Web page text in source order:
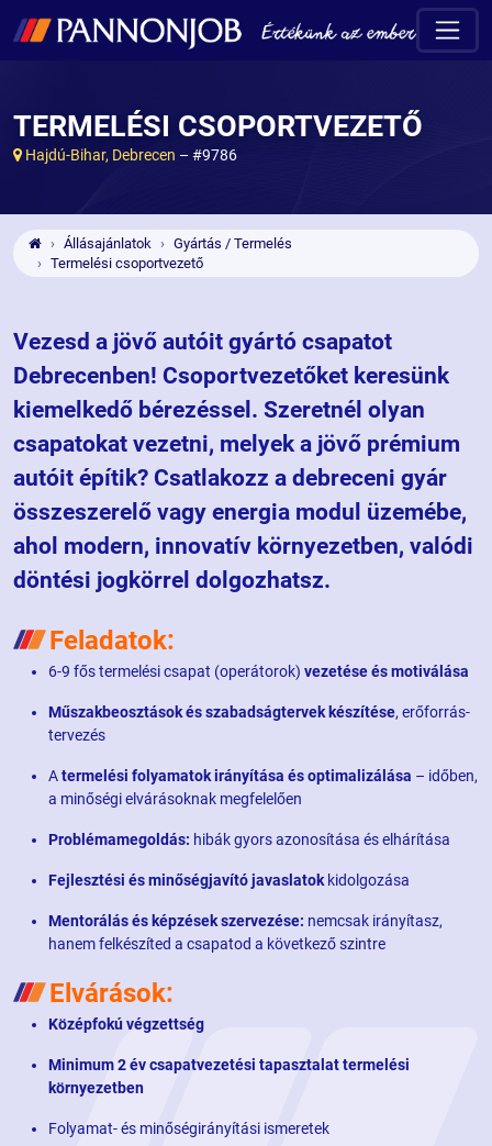
TERMELÉSI CSOPORTVEZETŐ
Hajdú-Bihar, Debrecen – #9786
Állásajánlatok
Gyártás / Termelés
Termelési csoportvezető
Vezesd a jövő autóit gyártó csapatot
Debrecenben! Csoportvezetőket keresünk
kiemelkedő bérezéssel. Szeretnél olyan
csapatokat vezetni, melyek a jövő prémium
autóit építik? Csatlakozz a debreceni gyár
összeszerelő vagy energia modul üzemébe,
ahol modern, innovatív környezetben, valódi
döntési jogkörrel dolgozhatsz.
Feladatok:
6-9 fős termelési csapat (operátorok) vezetése és motiválása
Műszakbeosztások és szabadságtervek készítése, erőforrás-
tervezés
Atermelési folyamatok irányítása és optimalizálása – időben,
a minőségi elvárásoknak megfelelően
Problémamegoldás: hibák gyors azonosítása és elhárítása
Fejlesztési és minőségjavító javaslatokkidolgozása
Mentorálás és képzések szervezése: nemcsak irányítasz,
hanem felkészíted a csapatod a következő szintre
Elvárások:
Középfokú végzettség
Minimum 2 év csapatvezetési tapasztalat termelési
környezetben
Folyamat- és minőségirányítási ismeretek